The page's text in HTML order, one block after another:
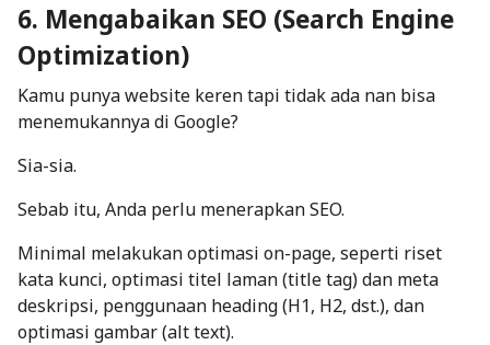
6. Mengabaikan SEO (Search Engine
Optimization)
Kamu punya website keren tapi tidak ada nan bisa
menemukannya di Google?
Sia-sia.
Sebab itu, Anda perlu menerapkanSEO.
Minimal melakukan optimasi on-page, seperti riset
kata kunci, optimasi titel laman (title tag) dan meta
deskripsi, penggunaan heading (H1, H2, dst.), dan
optimasi gambar (alt text).